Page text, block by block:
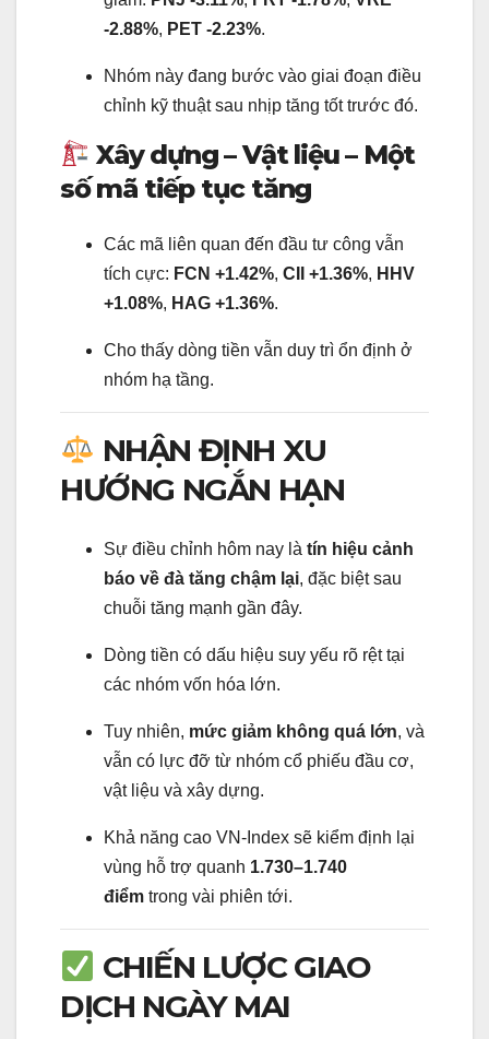
-2.88%, PET -2.23%.
Nhóm này đang bước vào giai đoạn điều
chỉnh kỹ thuật sau nhịp tăng tốt trước đó.
Xây dựng – Vật liệu – Một
số mã tiếp tục tăng
Các mã liên quan đến đầu tư công vẫn
tích cực: FCN +1.42%, CII +1.36%, HHV
+1.08%, HAG +1.36%.
Cho thấy dòng tiền vẫn duy trì ổn định ở
nhóm hạ tầng.
NHẬN ĐỊNH XU
HƯỚNG NGẮN HẠN
Sự điều chỉnh hôm nay là tín hiệu cảnh
báo về đà tăng chậm lại, đặc biệt sau
chuỗi tăng mạnh gần đây.
Dòng tiền có dấu hiệu suy yếu rõ rệt tại
các nhóm vốn hóa lớn.
Tuy nhiên, mức giảm không quá lớn, và
vẫn có lực đỡ từ nhóm cổ phiếu đầu cơ,
vật liệu và xây dựng.
Khả năng cao VN-Index sẽ kiểm định lại
vùng hỗ trợ quanh 1.730–1.740
điểm trong vài phiên tới.
CHIẾN LƯỢC GIAO
DỊCH NGÀY MAI